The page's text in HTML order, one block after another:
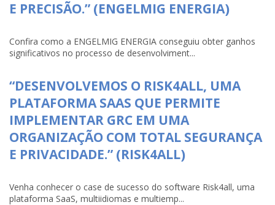
E PRECISÃO.” (ENGELMIG ENERGIA)
Confira como a ENGELMIG ENERGIA conseguiu obter ganhos
significativos no processo de desenvolviment...
“DESENVOLVEMOS O RISK4ALL, UMA
PLATAFORMA SAAS QUE PERMITE
IMPLEMENTAR GRC EM UMA
ORGANIZAÇÃO COM TOTAL SEGURANÇA
E PRIVACIDADE.” (RISK4ALL)
Venha conhecer o case de sucesso do software Risk4all, uma
plataforma SaaS, multiidiomas e multiemp...